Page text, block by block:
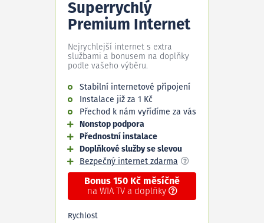
Superrychlý
Premium Internet
Nejrychlejší internet s extra
službami a bonusem na doplňky
podle vašeho výběru.
Stabilní internetové připojení
Instalace již za 1 Kč
Přechod k nám vyřídíme za vás
Nonstop podpora
Přednostní instalace
Doplňkové služby se slevou
Bezpečný internet zdarma
Bonus 150 Kč měsíčně
na WIA TV a doplňky
Rychlost